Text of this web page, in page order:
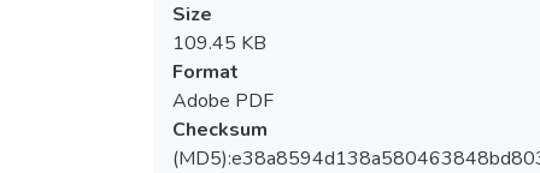
Size
109.45 KB
Format
Adobe PDF
Checksum